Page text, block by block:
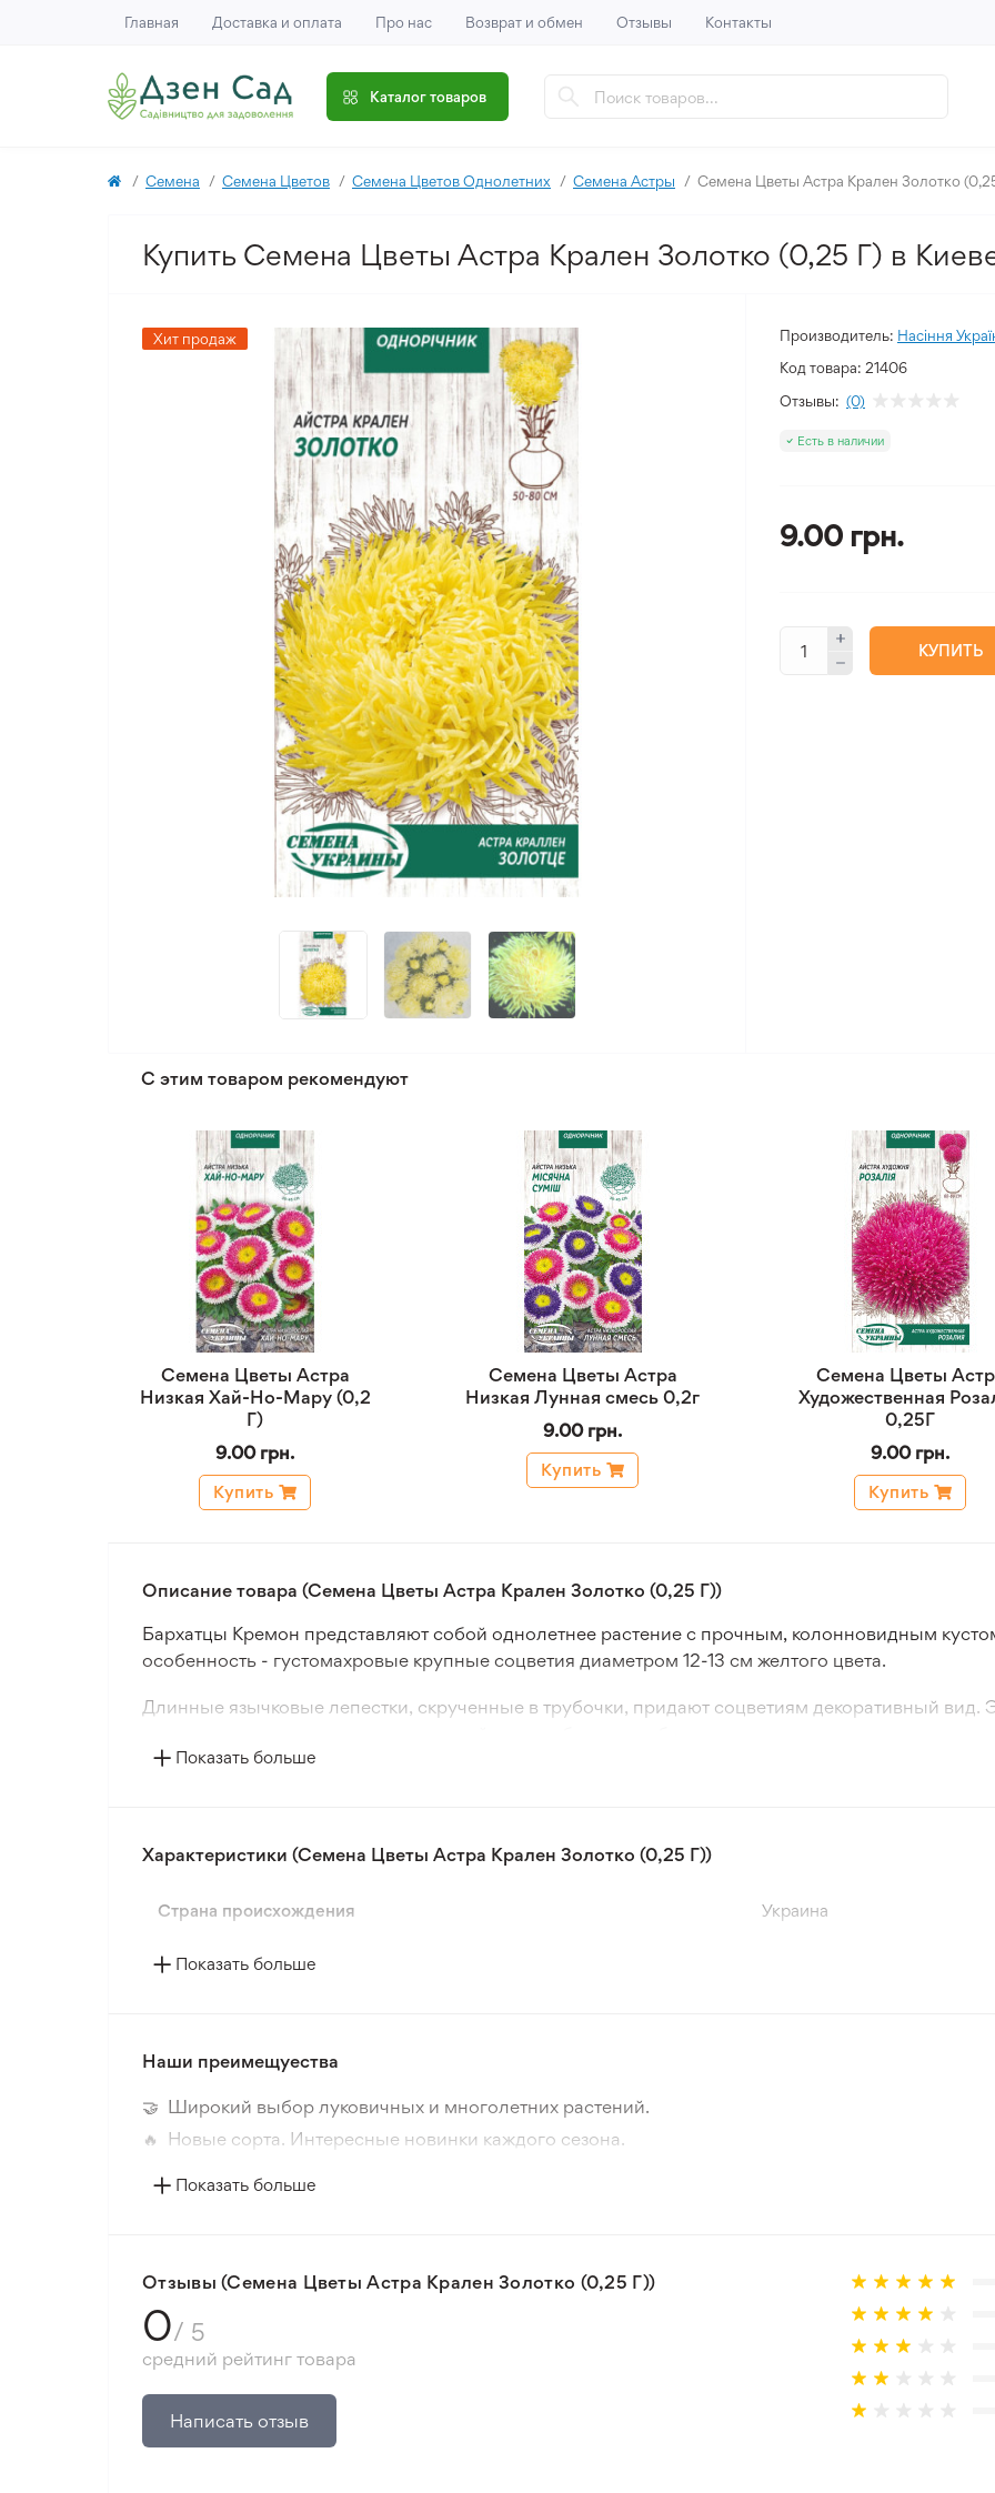
Главная Доставка и оплата Про нас Возврат и обмен Отзывы Контакты
Каталог товаров
Семена Семена Цветов Семена Цветов Однолетних Семена Астры Семена Цветы Астра Крален Золотко
Купить Семена Цветы Астра Крален Золотко (0,25 Г) в
Хит продаж Производитель: Насіння
Код товара: 21406
Отзывы: (0)
Есть в наличии
9.00 грн.
КУПИТЬ
С этим товаром рекомендуют
Семена Цветы Астра
Низкая Хай-Но-Мару (0,2
Г)
9.00 грн.
Купить
Семена Цветы Астра
Низкая Лунная смесь 0,2г
9.00 грн.
Купить
Семена Цветы
Художественная
0,25Г
9.00 грн.
Купить
Описание товара (Семена Цветы Астра Крален Золотко (0,25 Г))
Бархатцы Кремон представляют собой однолетнее растение с прочным, колонновидным
особенность - густомахровые крупные соцветия диаметром 12-13 см желтого цвета.
Длинные язычковые лепестки, скрученные в трубочки, придают соцветиям декоративный вид.
Показать больше
Характеристики (Семена Цветы Астра Крален Золотко (0,25 Г))
Страна происхождения Украина
Показать больше
Наши преимещуества
🤝 Широкий выбор луковичных и многолетних растений.
🔥 Новые сорта. Интересные новинки каждого сезона.
📸 Соответствие сортов. Совпадение фотографии товара и реального растения.
Показать больше
Отзывы (Семена Цветы Астра Крален Золотко (0,25 Г))
0/ 5
средний рейтинг товара
Написать отзыв